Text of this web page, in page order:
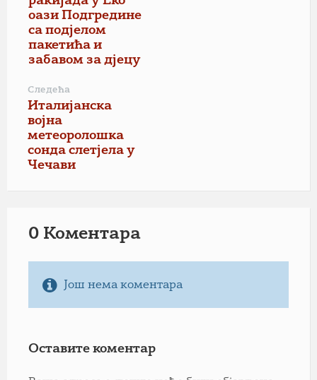
оази Подгредине
са подјелом
пакетића и
забавом за дјецу
Следећа
Италијанска
војна
метеоролошка
сонда слетјела у
Чечави
0 Коментарa
Још нема коментара
Оставите коментар